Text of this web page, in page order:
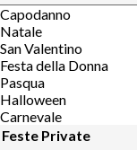
Capodanno
Natale
San Valentino
Festa della Donna
Pasqua
Halloween
Carnevale
Feste Private